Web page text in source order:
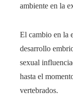
ambiente en la
El cambio en la
desarrollo
sexual
hasta el
vertebrados.